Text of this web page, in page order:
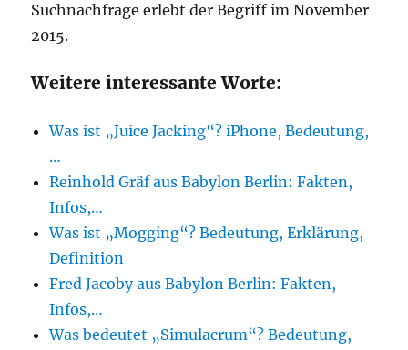
Suchnachfrage erlebt der Begriff im November
2015.
Weitere interessante Worte:
Was ist „Juice Jacking“? iPhone, Bedeutung,
…
Reinhold Gräf aus Babylon Berlin: Fakten,
Infos,…
Was ist „Mogging“? Bedeutung, Erklärung,
Definition
Fred Jacoby aus Babylon Berlin: Fakten,
Infos,…
Was bedeutet „Simulacrum“? Bedeutung,